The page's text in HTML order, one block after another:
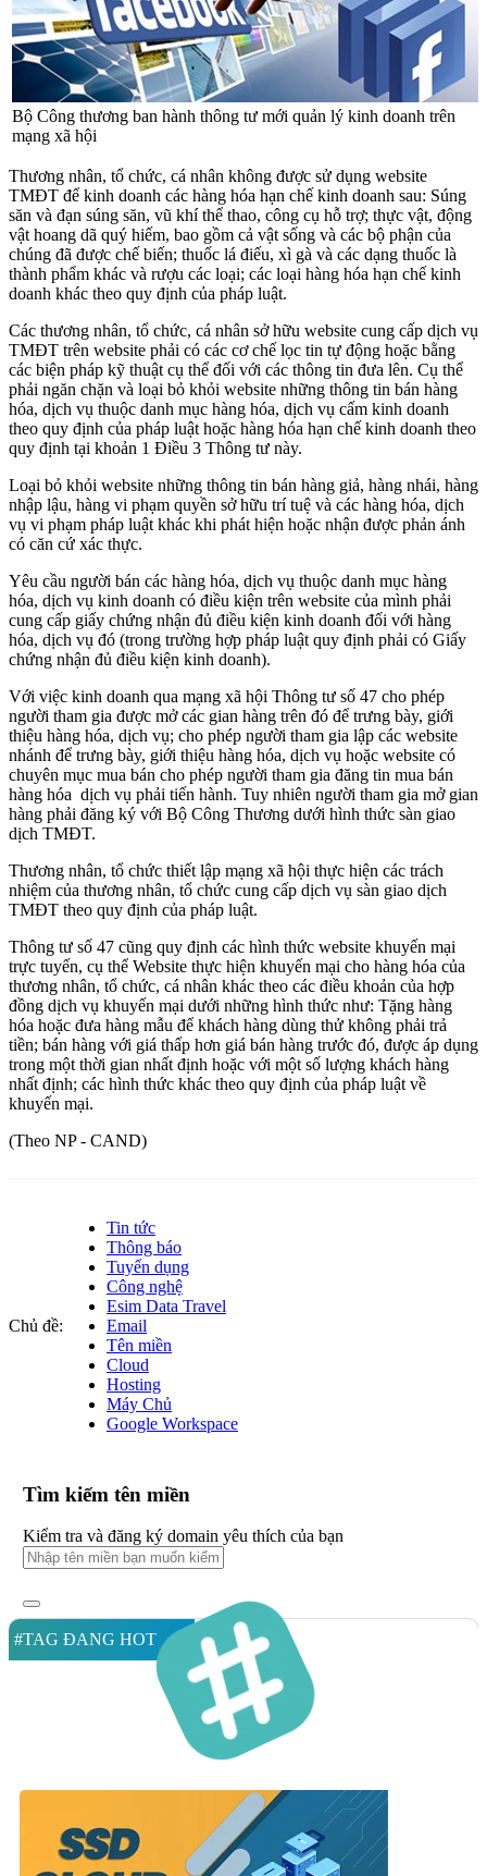
Bộ Công thương ban hành thông tư mới quản lý kinh doanh trên
mạng xã hội
Thương nhân, tổ chức, cá nhân không được sử dụng website
TMĐT để kinh doanh các hàng hóa hạn chế kinh doanh sau: Súng
săn và đạn súng săn, vũ khí thể thao, công cụ hỗ trợ; thực vật, động
vật hoang dã quý hiếm, bao gồm cả vật sống và các bộ phận của
chúng đã được chế biến; thuốc lá điếu, xì gà và các dạng thuốc là
thành phẩm khác và rượu các loại; các loại hàng hóa hạn chế kinh
doanh khác theo quy định của pháp luật.
Các thương nhân, tổ chức, cá nhân sở hữu website cung cấp dịch vụ
TMĐT trên website phải có các cơ chế lọc tin tự động hoặc bằng
các biện pháp kỹ thuật cụ thể đối với các thông tin đưa lên. Cụ thể
phải ngăn chặn và loại bỏ khỏi website những thông tin bán hàng
hóa, dịch vụ thuộc danh mục hàng hóa, dịch vụ cấm kinh doanh
theo quy định của pháp luật hoặc hàng hóa hạn chế kinh doanh theo
quy định tại khoản 1 Điều 3 Thông tư này.
Loại bỏ khỏi website những thông tin bán hàng giả, hàng nhái, hàng
nhập lậu, hàng vi phạm quyền sở hữu trí tuệ và các hàng hóa, dịch
vụ vi phạm pháp luật khác khi phát hiện hoặc nhận được phản ánh
có căn cứ xác thực.
Yêu cầu người bán các hàng hóa, dịch vụ thuộc danh mục hàng
hóa, dịch vụ kinh doanh có điều kiện trên website của mình phải
cung cấp giấy chứng nhận đủ điều kiện kinh doanh đối với hàng
hóa, dịch vụ đó (trong trường hợp pháp luật quy định phải có Giấy
chứng nhận đủ điều kiện kinh doanh).
Với việc kinh doanh qua mạng xã hội Thông tư số 47 cho phép
người tham gia được mở các gian hàng trên đó để trưng bày, giới
thiệu hàng hóa, dịch vụ; cho phép người tham gia lập các website
nhánh để trưng bày, giới thiệu hàng hóa, dịch vụ hoặc website có
chuyên mục mua bán cho phép người tham gia đăng tin mua bán
hàng hóa dịch vụ phải tiến hành. Tuy nhiên người tham gia mở gian
hàng phải đăng ký với Bộ Công Thương dưới hình thức sàn giao
dịch TMĐT.
Thương nhân, tổ chức thiết lập mạng xã hội thực hiện các trách
nhiệm của thương nhân, tổ chức cung cấp dịch vụ sàn giao dịch
TMĐT theo quy định của pháp luật.
Thông tư số 47 cũng quy định các hình thức website khuyến mại
trực tuyến, cụ thể Website thực hiện khuyến mại cho hàng hóa của
thương nhân, tổ chức, cá nhân khác theo các điều khoản của hợp
đồng dịch vụ khuyến mại dưới những hình thức như: Tặng hàng
hóa hoặc đưa hàng mẫu để khách hàng dùng thử không phải trả
tiền; bán hàng với giá thấp hơn giá bán hàng trước đó, được áp dụng
trong một thời gian nhất định hoặc với một số lượng khách hàng
nhất định; các hình thức khác theo quy định của pháp luật về
khuyến mại.
(Theo NP - CAND)
Chủ đề:
Tin tức
Thông báo
Tuyển dụng
Công nghệ
Esim Data Travel
Email
Tên miền
Cloud
Hosting
Máy Chủ
Google Workspace
Tìm kiếm tên miền
Kiểm tra và đăng ký domain yêu thích của bạn
#TAG ĐANG HOT